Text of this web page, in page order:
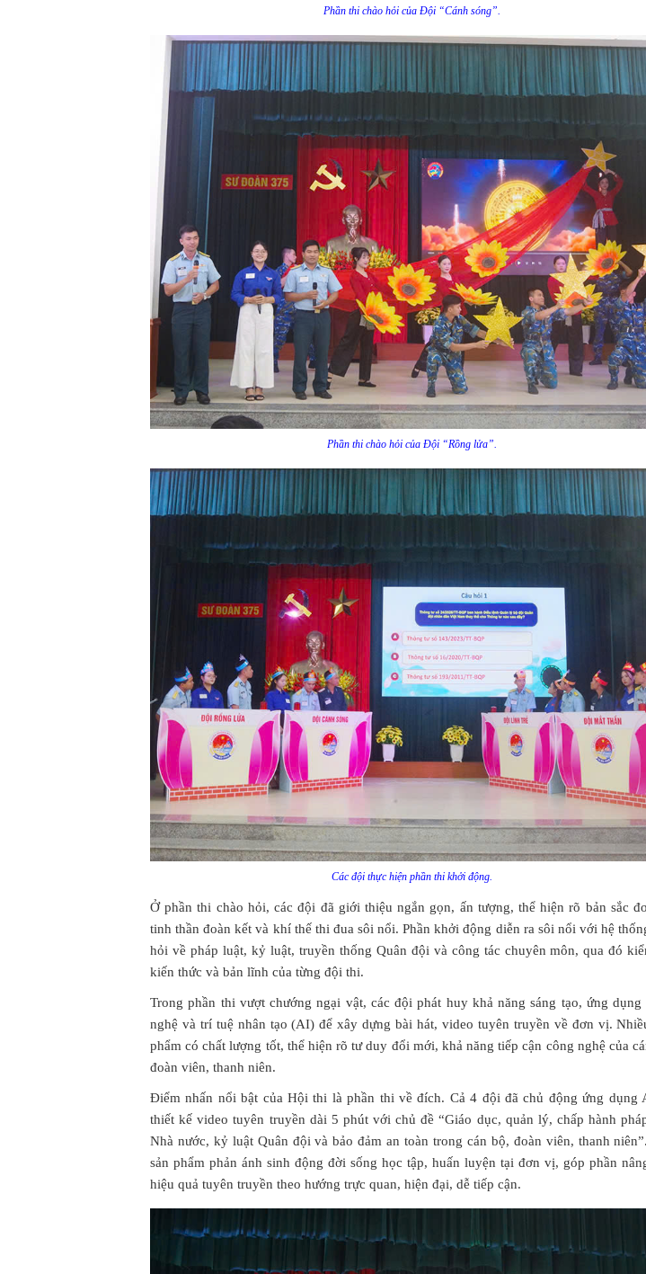
Phần thi chào hỏi của Đội “Cánh sóng”.
Phần thi chào hỏi của Đội “Rồng lửa”.
Các đội thực hiện phần thi khởi động.
Ở phần thi chào hỏi, các đội đã giới thiệu ngắn gọn, ấn tượng, thể hiện rõ bản sắc
tinh thần đoàn kết và khí thế thi đua sôi nổi. Phần khởi động diễn ra sôi nổi với hệ
hỏi về pháp luật, kỷ luật, truyền thống Quân đội và công tác chuyên môn, qua đó
kiến thức và bản lĩnh của từng đội thi.
Trong phần thi vượt chướng ngại vật, các đội phát huy khả năng sáng tạo, ứng dụng
nghệ và trí tuệ nhân tạo (AI) để xây dựng bài hát, video tuyên truyền về đơn vị.
phẩm có chất lượng tốt, thể hiện rõ tư duy đổi mới, khả năng tiếp cận công nghệ của
đoàn viên, thanh niên.
Điểm nhấn nổi bật của Hội thi là phần thi về đích. Cả 4 đội đã chủ động ứng dụng
thiết kế video tuyên truyền dài 5 phút với chủ đề “Giáo dục, quản lý, chấp hành
Nhà nước, kỷ luật Quân đội và bảo đảm an toàn trong cán bộ, đoàn viên, thanh
sản phẩm phản ánh sinh động đời sống học tập, huấn luyện tại đơn vị, góp phần
hiệu quả tuyên truyền theo hướng trực quan, hiện đại, dễ tiếp cận.